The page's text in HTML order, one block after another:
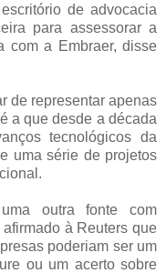
de advocacia
para assessorar a
com a Embraer, disse
de representar apenas
a que desde a década
tecnológicos da
uma série de projetos
outra fonte com
à Reuters que
poderiam ser um
ou um acerto sobre